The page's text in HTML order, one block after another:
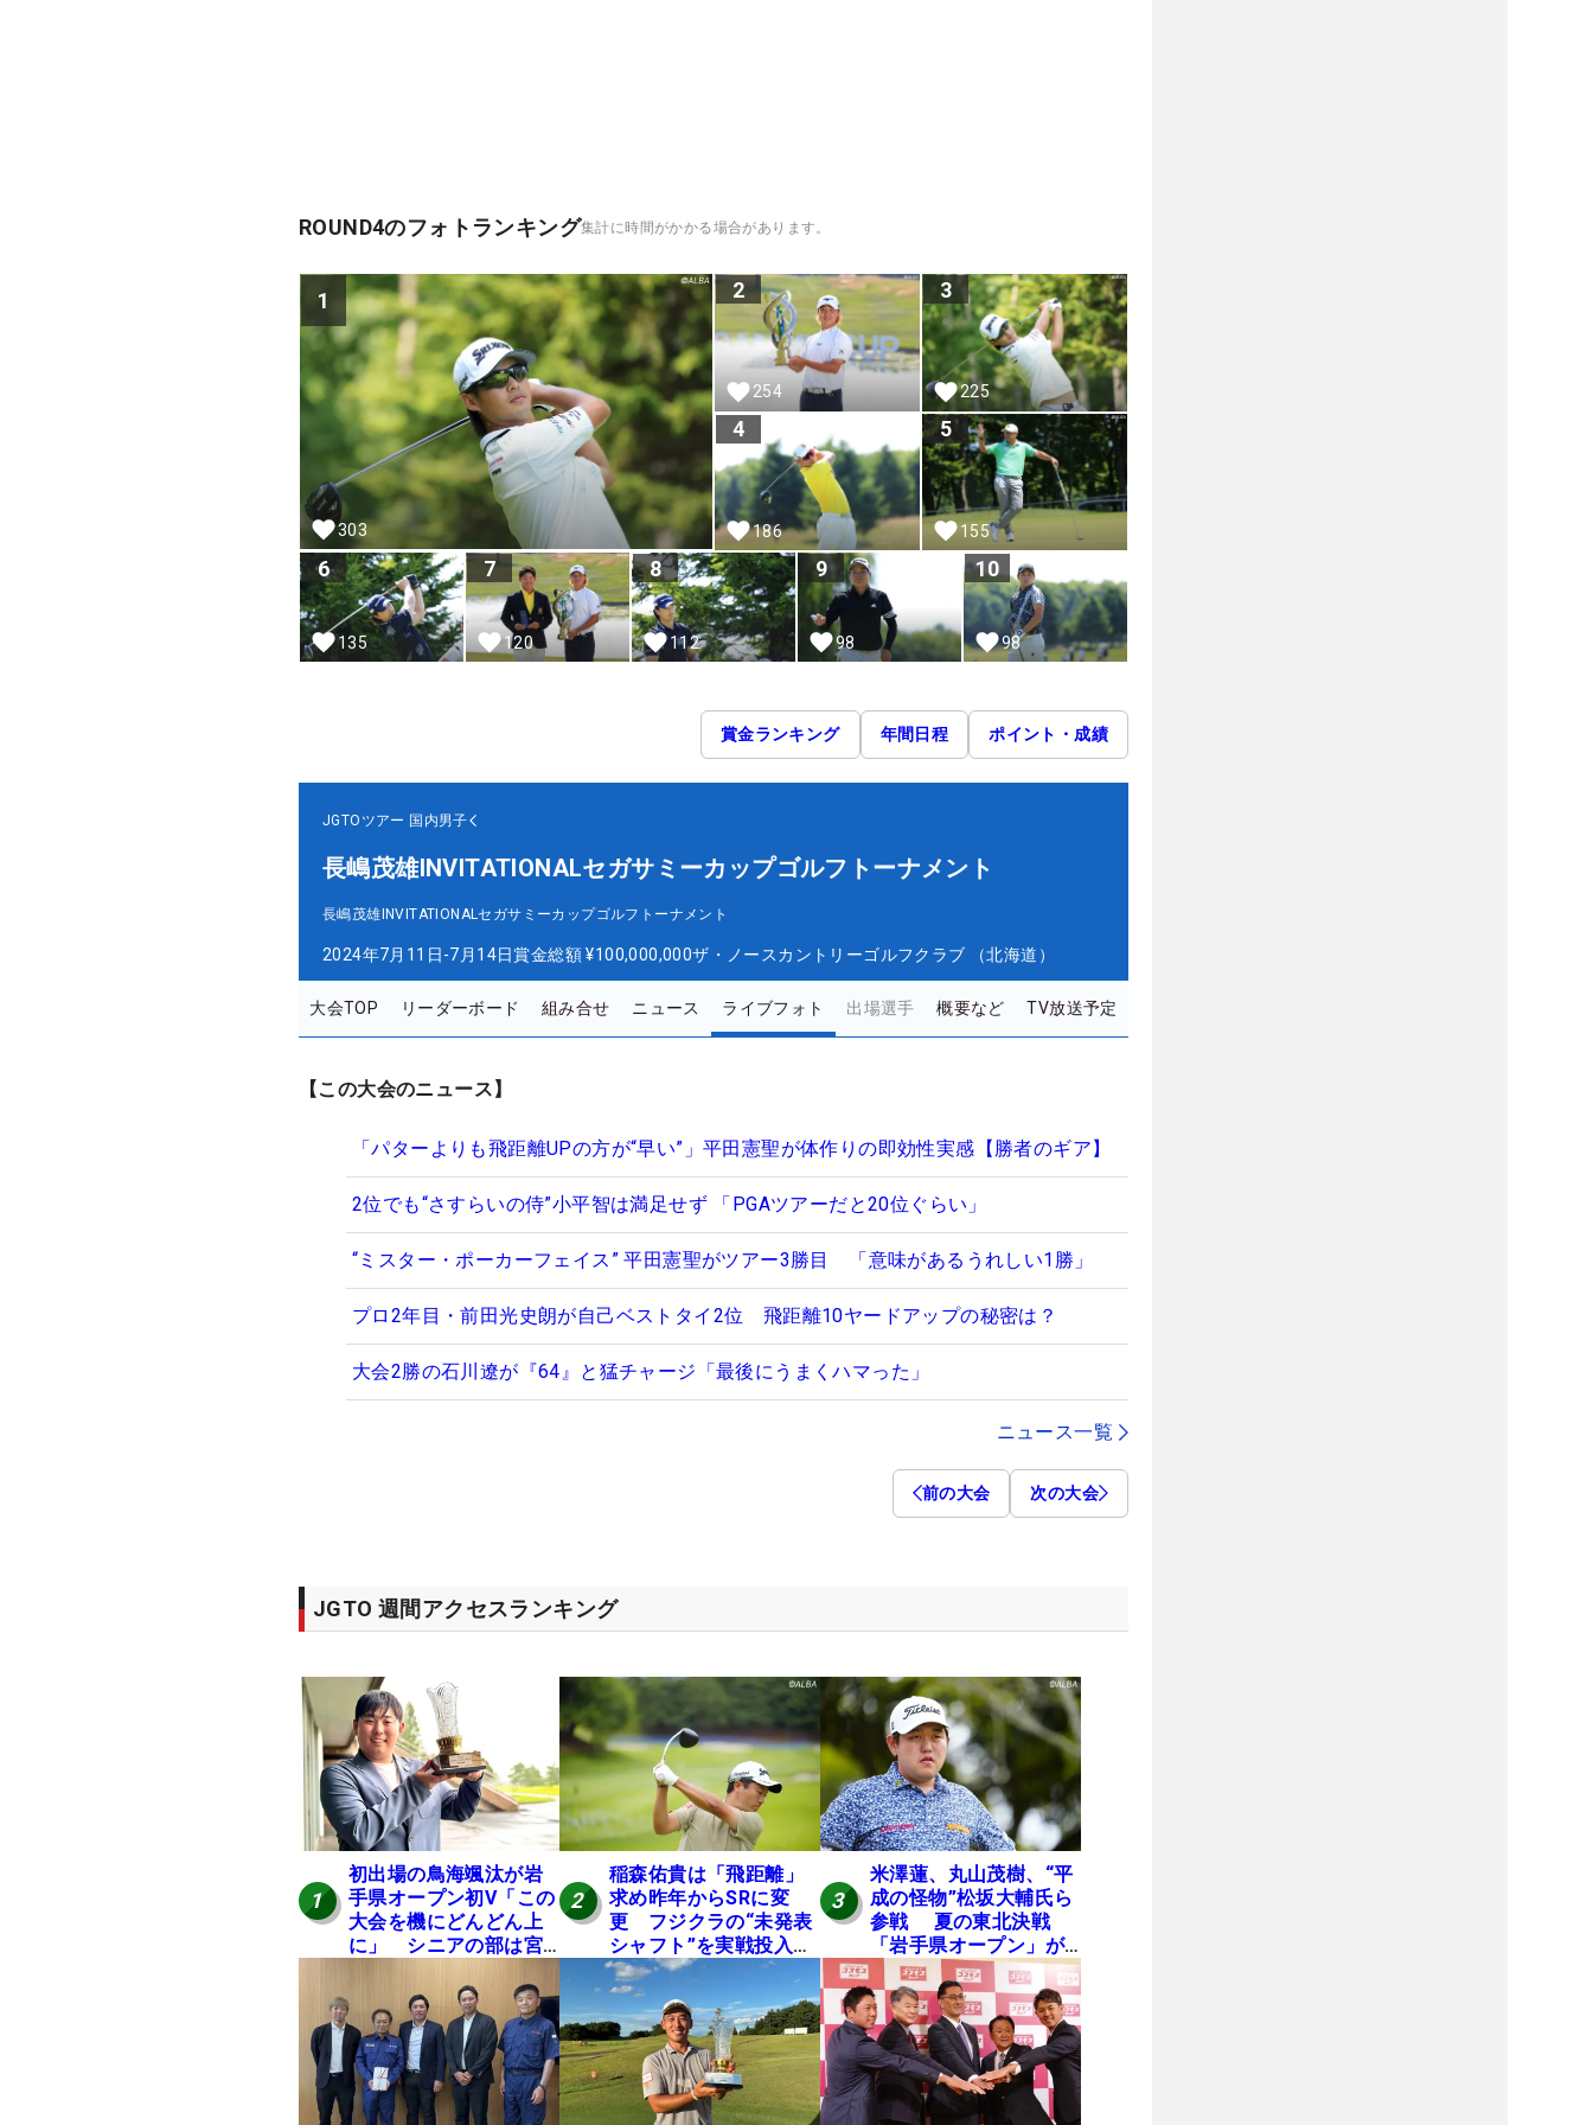
ROUND4のフォトランキング集計に時間がかかる場合があります。
1
303
2
254
3
225
4
186
5
155
6
135
7
120
8
112
9
98
10
98
賞金ランキング 年間日程 ポイント・成績
JGTOツアー 国内男子
長嶋茂雄INVITATIONALセガサミーカップゴルフトーナメント
長嶋茂雄INVITATIONALセガサミーカップゴルフトーナメント
2024年7月11日-7月14日賞金総額 ¥100,000,000ザ・ノースカントリーゴルフクラブ （北海道）
大会TOP リーダーボード 組み合せ ニュース ライブフォト 出場選手 概要など TV放送予定
【この大会のニュース】
「パターよりも飛距離UPの方が“早い”」平田憲聖が体作りの即効性実感【勝者のギア】
2位でも“さすらいの侍”小平智は満足せず 「PGAツアーだと20位ぐらい」
“ミスター・ポーカーフェイス” 平田憲聖がツアー3勝目 「意味があるうれしい1勝」
プロ2年目・前田光史朗が自己ベストタイ2位 飛距離10ヤードアップの秘密は？
大会2勝の石川遼が『64』と猛チャージ「最後にうまくハマった」
ニュース一覧
前の大会 次の大会
JGTO 週間アクセスランキング
1
初出場の鳥海颯汰が岩
手県オープン初V「この
大会を機にどんどん上
に」 シニアの部は宮
2
稲森佑貴は「飛距離」
求め昨年からSRに変
更 フジクラの“未発表
シャフト”を実戦投入し
好感触「つかまえにい
ける」【男子ツアーの
ヒトネタ！】
3
米澤蓮、丸山茂樹、“平
成の怪物”松坂大輔氏ら
参戦 夏の東北決戦
「岩手県オープン」が8
日開幕